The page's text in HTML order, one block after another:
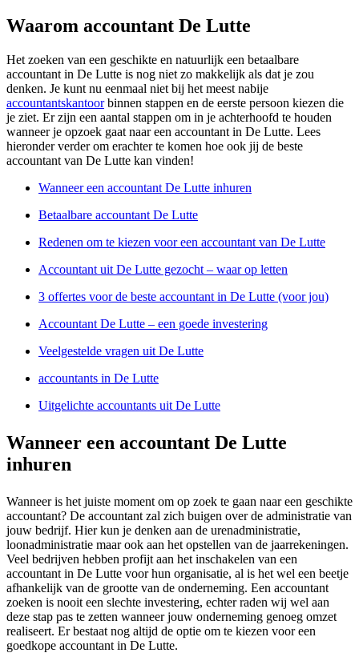
Waarom accountant De Lutte
Het zoeken van een geschikte en natuurlijk een betaalbare
accountant in De Lutte is nog niet zo makkelijk als dat je zou
denken. Je kunt nu eenmaal niet bij het meest nabije
accountantskantoorbinnen stappen en de eerste persoon kiezen die
je ziet. Er zijn een aantal stappen om in je achterhoofd te houden
wanneer je opzoek gaat naar een accountant in De Lutte. Lees
hieronder verder om erachter te komen hoe ook jij de beste
accountant van De Lutte kan vinden!
Wanneer een accountant De Lutte inhuren
Betaalbare accountant De Lutte
Redenen om te kiezen voor een accountant van De Lutte
Accountant uit De Lutte gezocht – waar op letten
3 offertes voor de beste accountant in De Lutte (voor jou)
Accountant De Lutte – een goede investering
Veelgestelde vragen uit De Lutte
accountants in De Lutte
Uitgelichte accountants uit De Lutte
Wanneer een accountant De Lutte
inhuren
Wanneer is het juiste moment om op zoek te gaan naar een geschikte
accountant? De accountant zal zich buigen over de administratie van
jouw bedrijf. Hier kun je denken aan de urenadministratie,
loonadministratie maar ook aan het opstellen van de jaarrekeningen.
Veel bedrijven hebben profijt aan het inschakelen van een
accountant in De Lutte voor hun organisatie, al is het wel een beetje
afhankelijk van de grootte van de onderneming. Een accountant
zoeken is nooit een slechte investering, echter raden wij wel aan
deze stap pas te zetten wanneer jouw onderneming genoeg omzet
realiseert. Er bestaat nog altijd de optie om te kiezen voor een
goedkope accountant in De Lutte.